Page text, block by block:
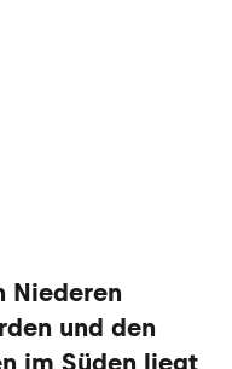
Niederen
und den
im Süden liegt